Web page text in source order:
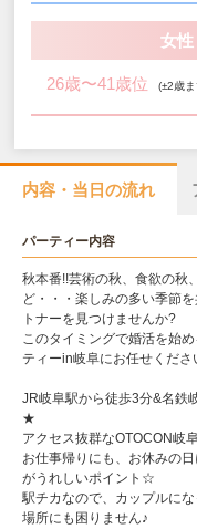
女性
26歳〜41歳位 (±2歳
内容・当日の流れ
パーティー内容
秋本番!!芸術の秋、食欲の秋
ど・・・楽しみの多い季節
トナーを見つけませんか?
このタイミングで婚活を始
ティーin岐阜にお任せくださ
JR岐阜駅から徒歩3分&名鉄
★
アクセス抜群なOTOCON岐
お仕事帰りにも、お休みの
がうれしいポイント☆
駅チカなので、カップルに
場所にも困りません♪